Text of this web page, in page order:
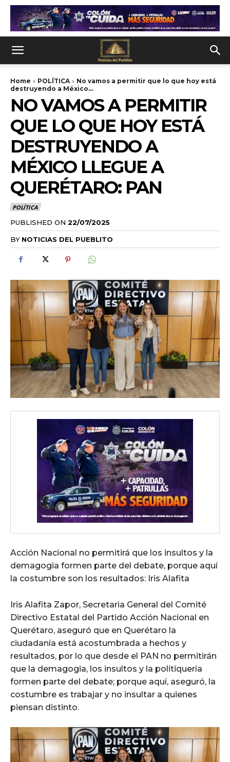
Home POLÍTICA
No vamos a permitir que lo que hoy está
destruyendo a México...
NO VAMOS A PERMITIR
QUE LO QUE HOY ESTÁ
DESTRUYENDO A
MÉXICO LLEGUE A
QUERÉTARO: PAN
POLÍTICA
PUBLISHED ON 22/07/2025
BY NOTICIAS DEL PUEBLITO
Acción Nacional no permitirá que los insultos y la
demagogia formen parte del debate, porque aquí
la costumbre son los resultados: Iris Alafita
Iris Alafita Zapor, Secretaria General del Comité
Directivo Estatal del Partido Acción Nacional en
Querétaro, aseguró que en Querétaro la
ciudadanía está acostumbrada a hechos y
resultados, por lo que desde el PAN no permitirán
que la demagogia, los insultos y la politiquería
formen parte del debate; porque aquí, aseguró, la
costumbre es trabajar y no insultar a quienes
piensan distinto.